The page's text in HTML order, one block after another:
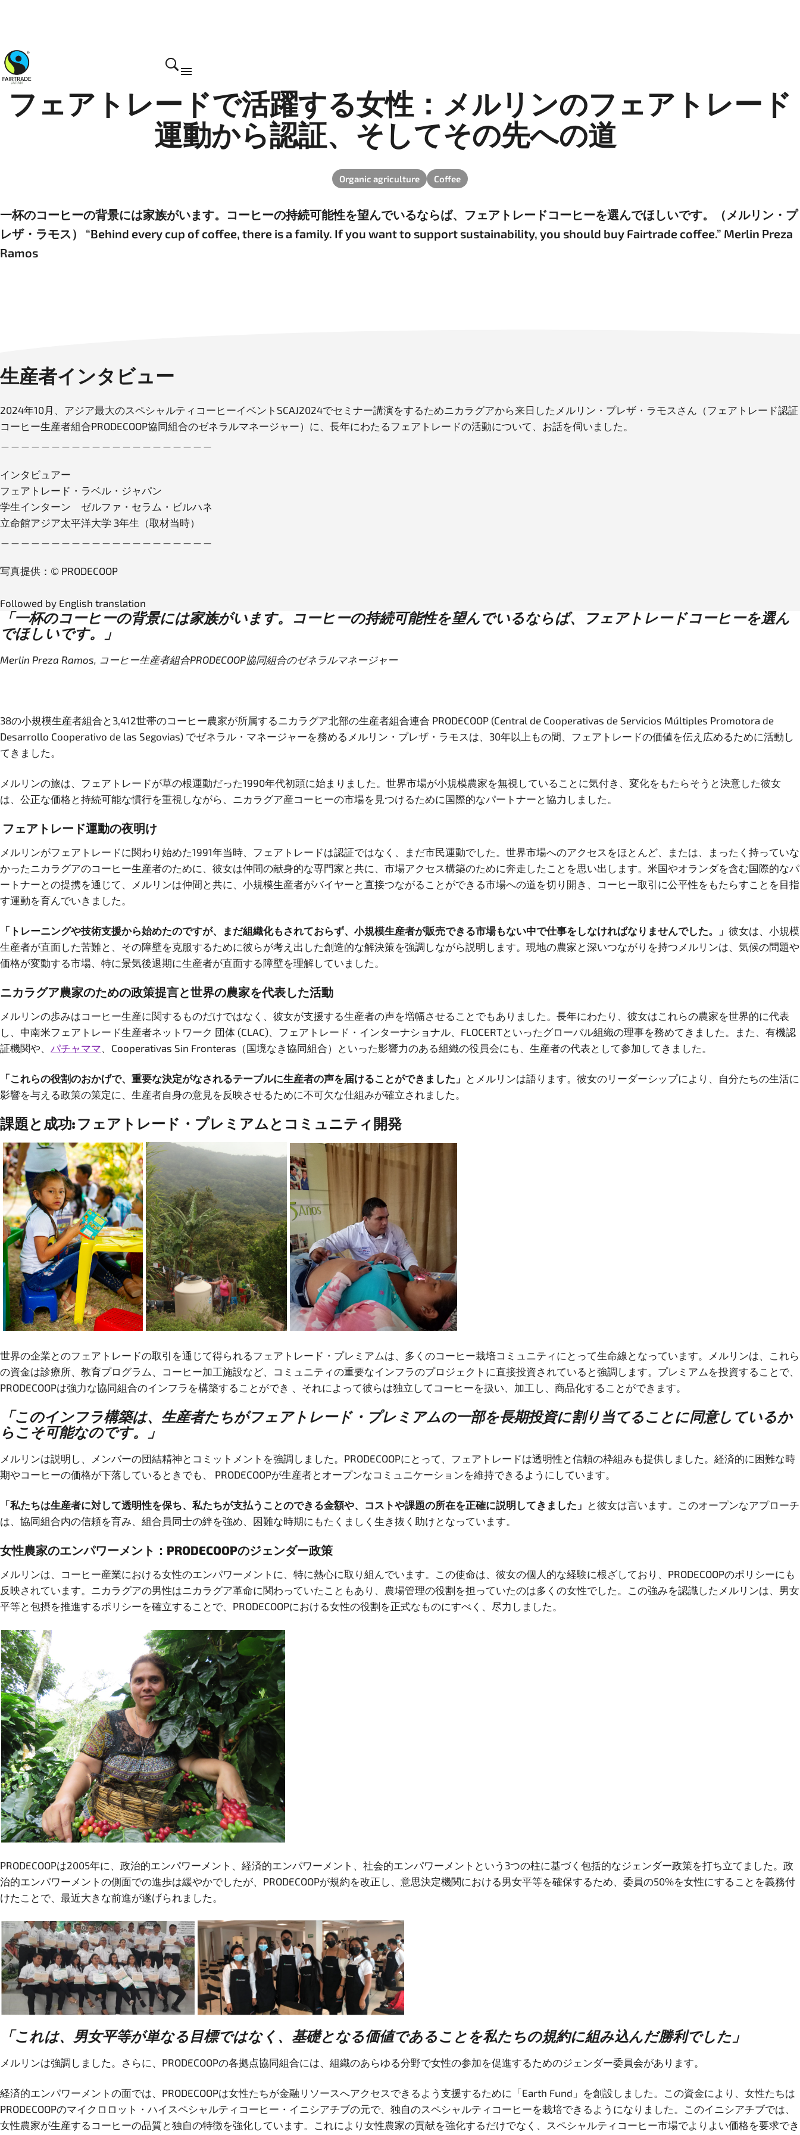
フェアトレードで活躍する女性：メルリンのフェアトレード
運動から認証、そしてその先への道
Organic agriculture Coffee
一杯のコーヒーの背景には家族がいます。コーヒーの持続可能性を望んでいるならば、フェアトレードコーヒーを選んでほしいです。（メルリン・プ
レザ・ラモス） “Behind every cup of coffee, there is a family. If you want to support sustainability, you should buy Fairtrade coffee.” Merlin Preza
Ramos
生産者インタビュー
2024年10月、アジア最大のスペシャルティコーヒーイベントSCAJ2024でセミナー講演をするためニカラグアから来日したメルリン・プレザ・ラモスさん（フェアトレード認証
コーヒー生産者組合PRODECOOP協同組合のゼネラルマネージャー）に、長年にわたるフェアトレードの活動について、お話を伺いました。
インタビュアー
フェアトレード・ラベル・ジャパン
学生インターン ゼルファ・セラム・ビルハネ
立命館アジア太平洋大学 3年生（取材当時）
写真提供：© PRODECOOP
Followed by English translation
「一杯のコーヒーの背景には家族がいます。コーヒーの持続可能性を望んでいるならば、フェアトレードコーヒーを選ん
でほしいです。」
Merlin Preza Ramos, コーヒー生産者組合PRODECOOP協同組合のゼネラルマネージャー
38の小規模生産者組合と3,412世帯のコーヒー農家が所属するニカラグア北部の生産者組合連合 PRODECOOP (Central de Cooperativas de Servicios Múltiples Promotora de
Desarrollo Cooperativo de las Segovias) でゼネラル・マネージャーを務めるメルリン・プレザ・ラモスは、30年以上もの間、フェアトレードの価値を伝え広めるために活動し
てきました。
メルリンの旅は、フェアトレードが草の根運動だった1990年代初頭に始まりました。世界市場が小規模農家を無視していることに気付き、変化をもたらそうと決意した彼女
は、公正な価格と持続可能な慣行を重視しながら、ニカラグア産コーヒーの市場を見つけるために国際的なパートナーと協力しました。
フェアトレード運動の夜明け
メルリンがフェアトレードに関わり始めた1991年当時、フェアトレードは認証ではなく、まだ市民運動でした。世界市場へのアクセスをほとんど、または、まったく持っていな
かったニカラグアのコーヒー生産者のために、彼女は仲間の献身的な専門家と共に、市場アクセス構築のために奔走したことを思い出します。米国やオランダを含む国際的なパ
ートナーとの提携を通じて、メルリンは仲間と共に、小規模生産者がバイヤーと直接つながることができる市場への道を切り開き、コーヒー取引に公平性をもたらすことを目指
す運動を育んでいきました。
「トレーニングや技術支援から始めたのですが、まだ組織化もされておらず、小規模生産者が販売できる市場もない中で仕事をしなければなりませんでした。」 彼女は、小規模
生産者が直面した苦難と、その障壁を克服するために彼らが考え出した創造的な解決策を強調しながら説明します。現地の農家と深いつながりを持つメルリンは、気候の問題や
価格が変動する市場、特に景気後退期に生産者が直面する障壁を理解していました。
ニカラグア農家のための政策提言と世界の農家を代表した活動
メルリンの歩みはコーヒー生産に関するものだけではなく、彼女が支援する生産者の声を増幅させることでもありました。長年にわたり、彼女はこれらの農家を世界的に代表
し、中南米フェアトレード生産者ネットワーク 団体 (CLAC)、フェアトレード・インターナショナル、FLOCERTといったグローバル組織の理事を務めてきました。また、有機認
証機関や、 パチャママ、Cooperativas Sin Fronteras（国境なき協同組合）といった影響力のある組織の役員会にも、生産者の代表として参加してきました。
「これらの役割のおかげで、重要な決定がなされるテーブルに生産者の声を届けることができました」 とメルリンは語ります。彼女のリーダーシップにより、自分たちの生活に
影響を与える政策の策定に、生産者自身の意見を反映させるために不可欠な仕組みが確立されました。
課題と成功: フェアトレード・プレミアムとコミュニティ開発
世界の企業とのフェアトレードの取引を通じて得られるフェアトレード・プレミアムは、多くのコーヒー栽培コミュニティにとって生命線となっています。メルリンは、これら
の資金は診療所、教育プログラム、コーヒー加工施設など、コミュニティの重要なインフラのプロジェクトに直接投資されていると強調します。プレミアムを投資することで、
PRODECOOPは強力な協同組合のインフラを構築することができ 、それによって彼らは独立してコーヒーを扱い、加工し、商品化することができます。
「このインフラ構築は、生産者たちがフェアトレード・プレミアムの一部を長期投資に割り当てることに同意しているか
らこそ可能なのです。」
メルリンは説明し、メンバーの団結精神とコミットメントを強調しました。PRODECOOPにとって、フェアトレードは透明性と信頼の枠組みも提供しました。経済的に困難な時
期やコーヒーの価格が下落しているときでも、 PRODECOOPが生産者とオープンなコミュニケーションを維持できるようにしています。
「私たちは生産者に対して透明性を保ち、私たちが支払うことのできる金額や、コストや課題の所在を正確に説明してきました」 と彼女は言います。このオープンなアプローチ
は、協同組合内の信頼を育み、組合員同士の絆を強め、困難な時期にもたくましく生き抜く助けとなっています。
女性農家のエンパワーメント：PRODECOOPのジェンダー政策
メルリンは、コーヒー産業における女性のエンパワーメントに、特に熱心に取り組んでいます。この使命は、彼女の個人的な経験に根ざしており、PRODECOOPのポリシーにも
反映されています。ニカラグアの男性はニカラグア革命に関わっていたこともあり、農場管理の役割を担っていたのは多くの女性でした。この強みを認識したメルリンは、男女
平等と包摂を推進するポリシーを確立することで、PRODECOOPにおける女性の役割を正式なものにすべく、尽力しました。
PRODECOOPは2005年に、政治的エンパワーメント、経済的エンパワーメント、社会的エンパワーメントという3つの柱に基づく包括的なジェンダー政策を打ち立てました。政
治的エンパワーメントの側面での進歩は緩やかでしたが、PRODECOOPが規約を改正し、意思決定機関における男女平等を確保するため、委員の50%を女性にすることを義務付
けたことで、最近大きな前進が遂げられました。
「これは、男女平等が単なる目標ではなく、基礎となる価値であることを私たちの規約に組み込んだ勝利でした」
メルリンは強調しました。さらに、PRODECOOPの各拠点協同組合には、組織のあらゆる分野で女性の参加を促進するためのジェンダー委員会があります。
経済的エンパワーメントの面では、PRODECOOPは女性たちが金融リソースへアクセスできるよう支援するために「Earth Fund」を創設しました。この資金により、女性たちは
PRODECOOPのマイクロロット・ハイスペシャルティコーヒー・イニシアチブの元で、独自のスペシャルティコーヒーを栽培できるようになりました。このイニシアチブでは、
女性農家が生産するコーヒーの品質と独自の特徴を強化しています。これにより女性農家の貢献を強化するだけでなく、スペシャルティコーヒー市場でよりよい価格を要求でき